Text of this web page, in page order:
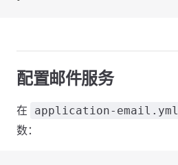
配置邮件服务
在 application-email.yml
数：